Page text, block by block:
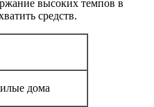
высоких темпов в
средств.
дома